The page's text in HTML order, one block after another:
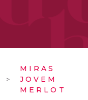
MIRAS
JOVEM
MERLOT